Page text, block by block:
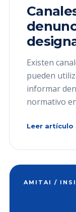
Existen
pueden
informar
normativo
Leer artículo
AMITAI /